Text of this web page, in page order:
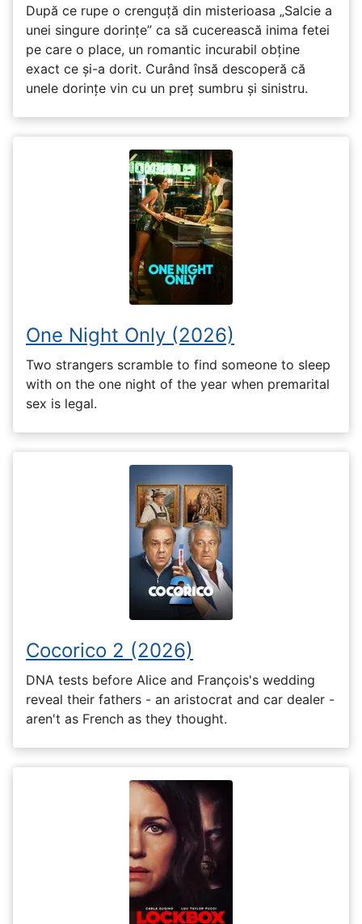
După ce rupe o crenguță din misterioasa „Salcie a
unei singure dorințe” ca să cucerească inima fetei
pe care o place, un romantic incurabil obține
exact ce și-a dorit. Curând însă descoperă că
unele dorințe vin cu un preț sumbru și sinistru.
One Night Only (2026)
Two strangers scramble to find someone to sleep
with on the one night of the year when premarital
sex is legal.
Cocorico 2 (2026)
DNA tests before Alice and François's wedding
reveal their fathers - an aristocrat and car dealer -
aren't as French as they thought.